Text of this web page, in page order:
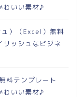
わいい素材♪
）（Excel）無料
ッシュなビジネ
料テンプレート
わいい素材♪